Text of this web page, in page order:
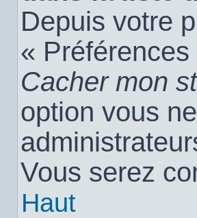
Depuis votre
« Préférences
Cacher mon
option vous
Vous serez
Haut